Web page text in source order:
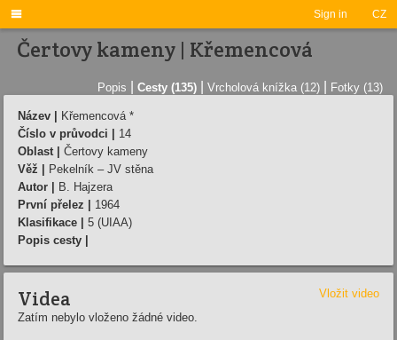
Sign in CZ

Čertovy kameny | Křemencová
Popis Cesty (135) Vrcholová knížka (12) Fotky (13)
Název |
Křemencová *
Číslo v průvodci |
14
Oblast |
Čertovy kameny
Věž |
Pekelní­k – JV stěna
Autor |
B. Hajzera
První přelez |
1964
Klasifikace |
5 (UIAA)
Popis cesty |
Videa
Vložit video
Zatím nebylo vloženo žádné video.